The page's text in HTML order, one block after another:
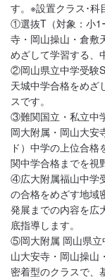
す。※設置クラス･科
①選抜T（対象：小1
寺・岡山操山・倉敷
めざして学習する、
②岡山県立中学受験
天城中学合格をめざ
スです。
③難関国立・私立中
岡大附属・岡山大安
ド）中学の上位合
関中学合格までを視
④広大附属福山中学
の合格をめざす地域
発展までの内容を広
底指導します。
⑤岡大附属 岡山県立
山大安寺・岡山操山
密着型のクラスで、